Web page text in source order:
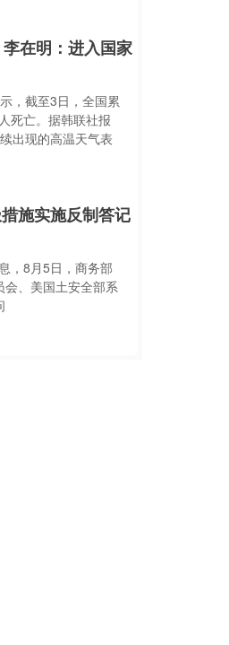
在明：进入国家
，截至3日，全国累
死亡。据韩联社报
出现的高温天气表
施实施反制答记
，8月5日，商务部
会、美国土安全部系